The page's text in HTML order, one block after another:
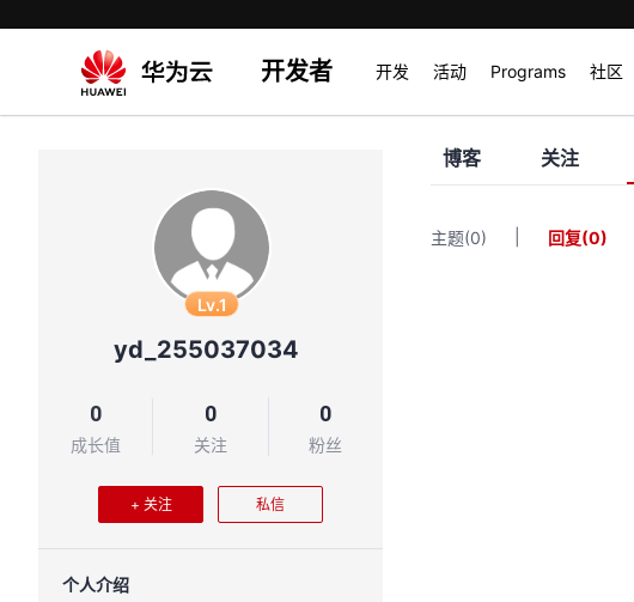
开发者 开发 活动 Programs 社区
Lv.1
yd_255037034
0
成长值
0
关注
0
粉丝
+ 关注 私信
个人介绍
博客 关注
主题(0) 回复(0)